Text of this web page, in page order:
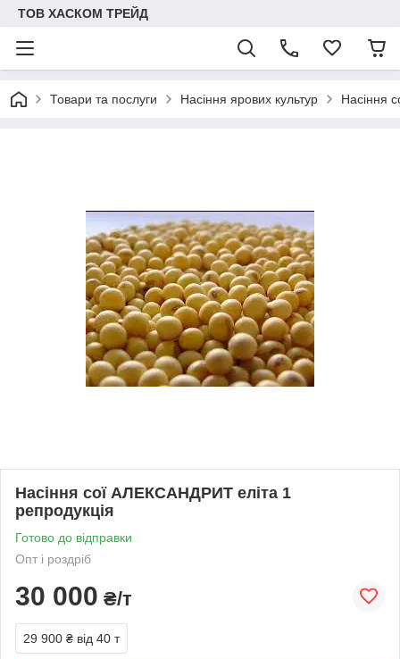
ТОВ ХАСКОМ ТРЕЙД
Товари та послуги Насіння ярових культур Насіння
Насіння сої АЛЕКСАНДРИТ еліта 1
репродукція
Готово до відправки
Опт і роздріб
30 000 ₴/т
29 900 ₴ від 40 т